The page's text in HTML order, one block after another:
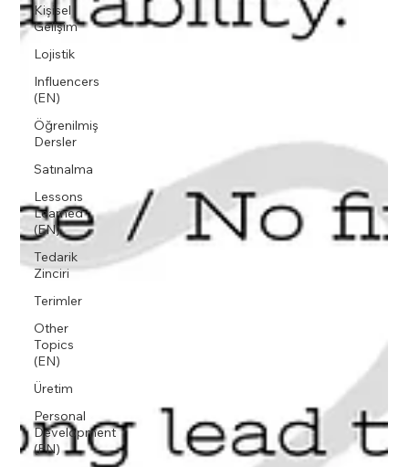
Kişisel
Gelişim
Lojistik
Influencers
(EN)
Öğrenilmiş
Dersler
Satınalma
Lessons
Learned
(EN)
Tedarik
Zinciri
Terimler
Other
Topics
(EN)
Üretim
Personal
Development
(EN)